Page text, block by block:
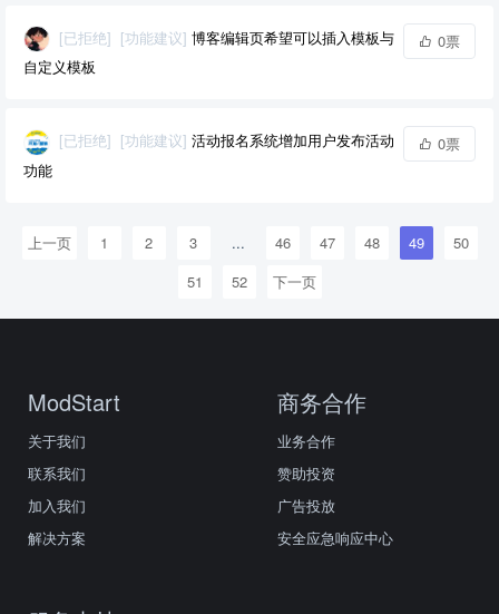
0票
[已拒绝] [功能建议] 博客编辑页希望可以插入模板与
自定义模板
0票
[已拒绝] [功能建议] 活动报名系统增加用户发布活动
功能
上一页 1 2 3 ... 46 47 48 49
50
51
52 下一页
ModStart
关于我们
联系我们
加入我们
解决方案
商务合作
业务合作
赞助投资
广告投放
安全应急响应中心